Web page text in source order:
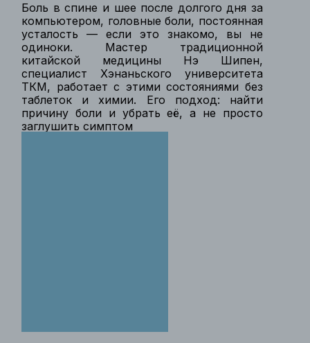
Боль в спине и шее после долгого дня за
компьютером, головные боли, постоянная
усталость — если это знакомо, вы не
одиноки. Мастер традиционной
китайской медицины Нэ Шипен,
специалист Хэнаньского университета
ТКМ, работает с этими состояниями без
таблеток и химии. Его подход: найти
причину боли и убрать её, а не просто
заглушить симптом